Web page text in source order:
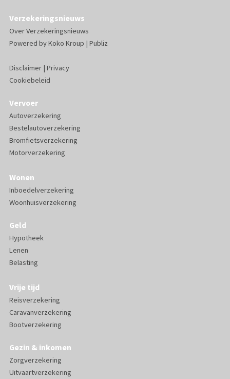
Verzekeringsnieuws
Over Verzekeringsnieuws
Powered byKoko Kroup | Publiz
Disclaimer| Privacy
Cookiebeleid
Vervoer
Autoverzekering
Bestelautoverzekering
Bromfietsverzekering
Motorverzekering
Wonen
Inboedelverzekering
Woonhuisverzekering
Geld
Hypotheek
Lenen
Belasting
Vrije tijd
Reisverzekering
Caravanverzekering
Bootverzekering
Gezin & inkomen
Zorgverzekering
Uitvaartverzekering